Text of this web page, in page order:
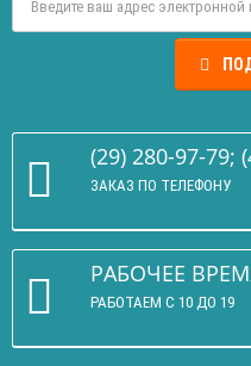
(29) 280-97-79;
ЗАКАЗ ПО ТЕЛЕФОНУ
РАБОЧЕЕ
РАБОТАЕМ С 10 ДО 19